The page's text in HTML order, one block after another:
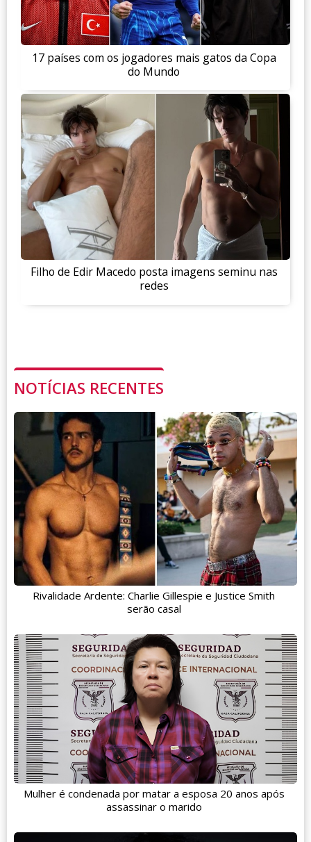
17 países com os jogadores mais gatos da Copa
do Mundo
Filho de Edir Macedo posta imagens seminu nas
redes
NOTÍCIAS RECENTES
Rivalidade Ardente: Charlie Gillespie e Justice Smith
serão casal
Mulher é condenada por matar a esposa 20 anos após
assassinar o marido